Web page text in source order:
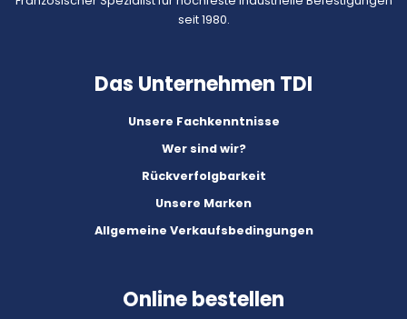
seit 1980.
Das Unternehmen TDI
Unsere Fachkenntnisse
Wer sind wir?
Rückverfolgbarkeit
Unsere Marken
Allgemeine Verkaufsbedingungen
Online bestellen